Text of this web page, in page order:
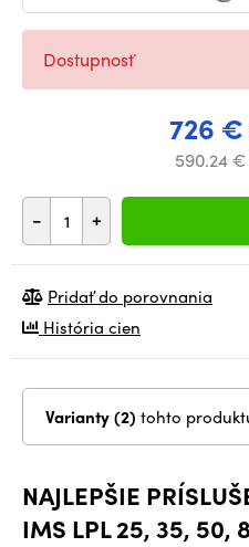
726 €
590.24
- +
Dostupnosť
Pridať do porovnania
História cien
Varianty (2) tohto
NAJLEPŠIE
IMS LPL 25, 35, 50,